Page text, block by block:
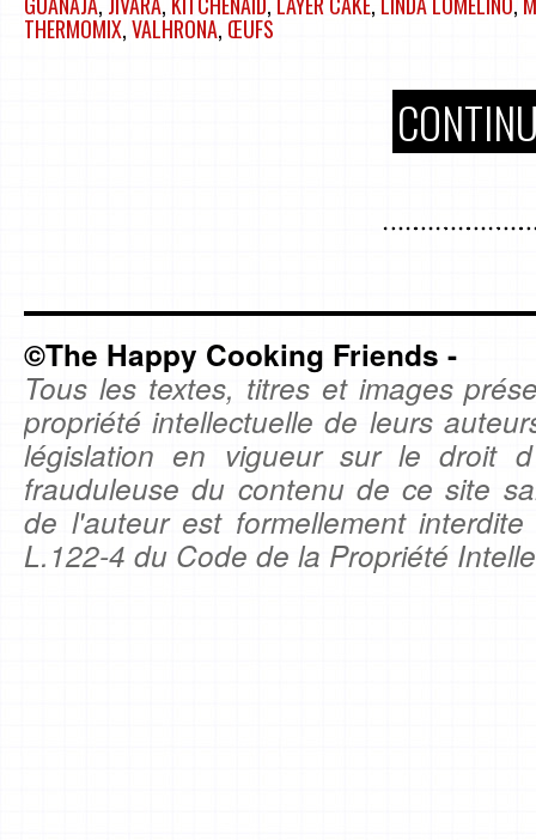
THERMOMIX,VALHRONA, ŒUFS
©The Happy Cooking Friends -
Tous les textes, titres et images
propriété intellectuelle de leurs
législation en vigueur sur le droit
frauduleuse du contenu de ce site
de l'auteur est formellement
L.122-4 du Code de la Propriété